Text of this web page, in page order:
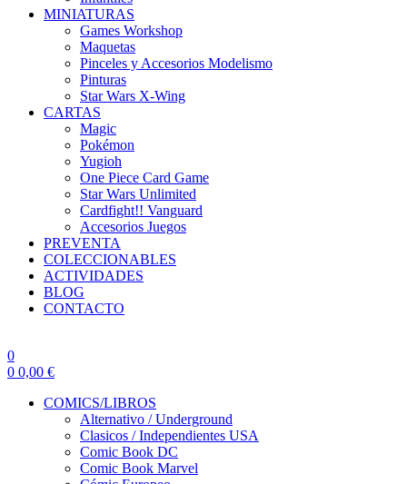
MINIATURAS
Games Workshop
Maquetas
Pinceles y Accesorios Modelismo
Pinturas
Star Wars X-Wing
CARTAS
Magic
Pokémon
Yugioh
One Piece Card Game
Star Wars Unlimited
Cardfight!! Vanguard
Accesorios Juegos
PREVENTA
COLECCIONABLES
ACTIVIDADES
BLOG
CONTACTO
0
0 0,00 €
COMICS/LIBROS
Alternativo / Underground
Clasicos / Independientes USA
Comic Book DC
Comic Book Marvel